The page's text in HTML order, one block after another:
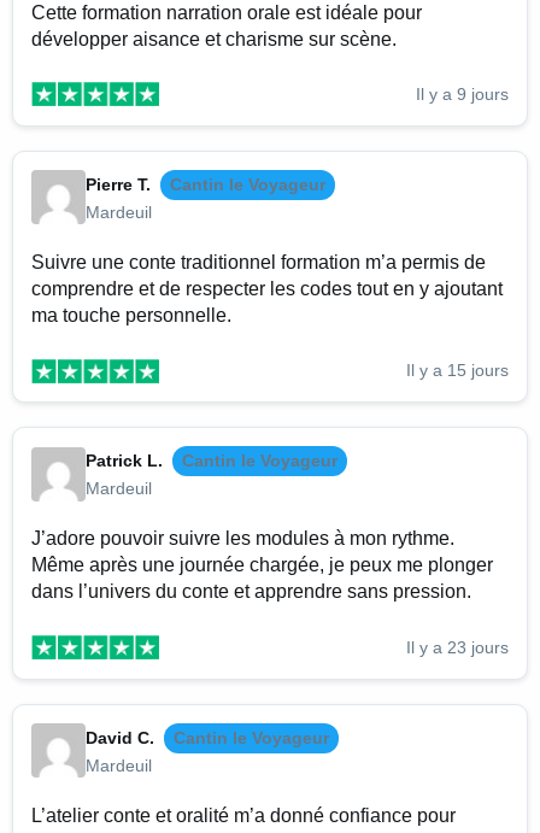
Cette formation narration orale est idéale pour
développer aisance et charisme sur scène.
Il y a 9 jours
Pierre T.
Cantin le Voyageur
Mardeuil
Suivre une conte traditionnel formation m’a permis de
comprendre et de respecter les codes tout en y ajoutant
ma touche personnelle.
Il y a 15 jours
Patrick L.
Cantin le Voyageur
Mardeuil
J’adore pouvoir suivre les modules à mon rythme.
Même après une journée chargée, je peux me plonger
dans l’univers du conte et apprendre sans pression.
Il y a 23 jours
David C.
Cantin le Voyageur
Mardeuil
L’atelier conte et oralité m’a donné confiance pour